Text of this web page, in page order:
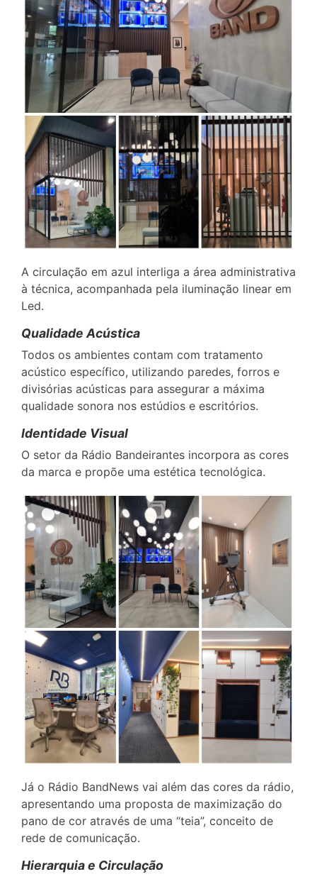
A circulação em azul interliga a área administrativa
à técnica, acompanhada pela iluminação linear em
Led.
Qualidade Acústica
Todos os ambientes contam com tratamento
acústico específico, utilizando paredes, forros e
divisórias acústicas para assegurar a máxima
qualidade sonora nos estúdios e escritórios.
Identidade Visual
O setor da Rádio Bandeirantes incorpora as cores
da marca e propõe uma estética tecnológica.
Já o Rádio BandNews vai além das cores da rádio,
apresentando uma proposta de maximização do
pano de cor através de uma “teia”, conceito de
rede de comunicação.
Hierarquia e Circulação